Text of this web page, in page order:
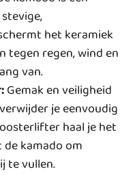
het keramiek
tegen regen, wind en
van.
Gemak en veiligheid
je eenvoudig
haal je het
kamado om
te vullen.